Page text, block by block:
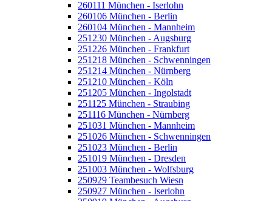
260111 München - Iserlohn
260106 München - Berlin
260104 München - Mannheim
251230 München - Augsburg
251226 München - Frankfurt
251218 München - Schwenningen
251214 München - Nürnberg
251210 München - Köln
251205 München - Ingolstadt
251125 München - Straubing
251116 München - Nürnberg
251031 München - Mannheim
251026 München - Schwenningen
251023 München - Berlin
251019 München - Dresden
251003 München - Wolfsburg
250929 Teambesuch Wiesn
250927 München - Iserlohn